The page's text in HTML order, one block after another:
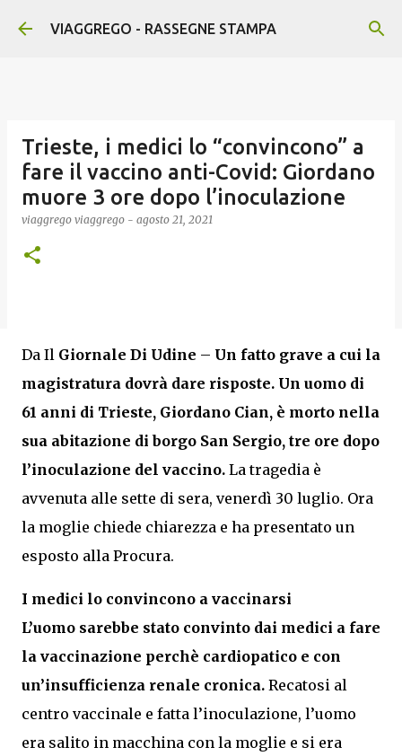
Passa ai contenuti principali
VIAGGREGO - RASSEGNE STAMPA
Trieste, i medici lo “convincono” a
fare il vaccino anti-Covid: Giordano
muore 3 ore dopo l’inoculazione
viaggrego viaggrego - agosto 21, 2021
Da Il Giornale Di Udine – Un fatto grave a cui la
magistratura dovrà dare risposte. Un uomo di
61 anni di Trieste, Giordano Cian, è morto nella
sua abitazione di borgo San Sergio, tre ore dopo
l’inoculazione del vaccino. La tragedia è
avvenuta alle sette di sera, venerdì 30 luglio. Ora
la moglie chiede chiarezza e ha presentato un
esposto alla Procura.
I medici lo convincono a vaccinarsi
L’uomo sarebbe stato convinto dai medici a fare
la vaccinazione perchè cardiopatico e con
un’insufficienza renale cronica. Recatosi al
centro vaccinale e fatta l’inoculazione, l’uomo
era salito in macchina con la moglie e si era